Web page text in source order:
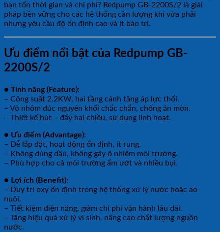
bạn tốn thời gian và chi phí? Redpump GB-2200S/2 là giải
pháp bền vững cho các hệ thống cần lượng khí vừa phải
nhưng yêu cầu độ ổn định cao và ít bảo trì.
Ưu điểm nổi bật của Redpump GB-
2200S/2
● Tính năng (Feature):
– Công suất 2.2KW, hai tầng cánh tăng áp lực thổi.
– Vỏ nhôm đúc nguyên khối chắc chắn, chống ăn mòn.
– Thiết kế hút – đẩy hai chiều, sử dụng linh hoạt.
● Ưu điểm (Advantage):
– Dễ lắp đặt, hoạt động ổn định, ít rung.
– Không dùng dầu, không gây ô nhiễm môi trường.
– Phù hợp cho cả môi trường ẩm ướt và nhiều bụi.
● Lợi ích (Benefit):
– Duy trì oxy ổn định trong hệ thống xử lý nước hoặc ao
nuôi.
– Tiết kiệm điện năng, giảm chi phí vận hành lâu dài.
– Tăng hiệu quả xử lý vi sinh, nâng cao chất lượng nguồn
nước.